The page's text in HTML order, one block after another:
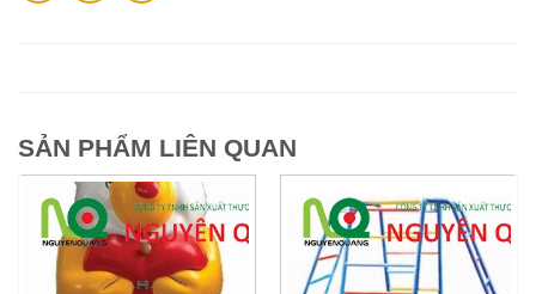
SẢN PHẨM LIÊN QUAN